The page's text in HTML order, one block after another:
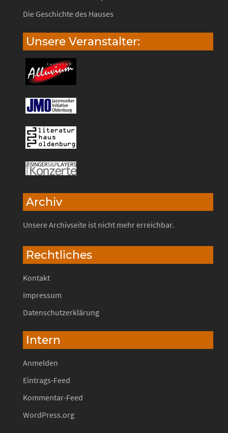
Die Geschichte des Hauses
Unsere Veranstalter:
Archiv
Unsere Archivseite ist nicht mehr erreichbar.
Rechtliches
Kontakt
Impressum
Datenschutzerklärung
Intern
Anmelden
Eintrags-Feed
Kommentar-Feed
WordPress.org